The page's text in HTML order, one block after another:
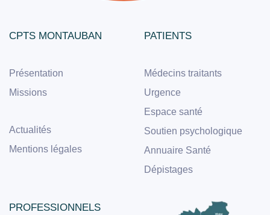
CPTS MONTAUBAN
Présentation
Missions
Actualités
Mentions légales
PATIENTS
Médecins traitants
Urgence
Espace santé
Soutien psychologique
Annuaire Santé
Dépistages
PROFESSIONNELS